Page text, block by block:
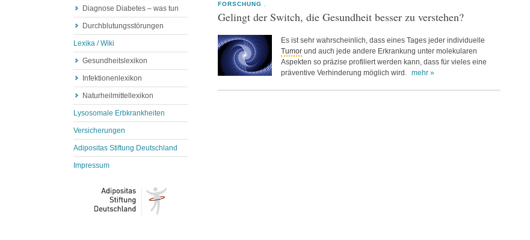
Diagnose Diabetes – was tun
Durchblutungsstörungen
Lexika / Wiki
Gesundheitslexikon
Infektionenlexikon
Naturheilmittellexikon
Lysosomale Erbkrankheiten
Versicherungen
Adipositas Stiftung Deutschland
Impressum
FORSCHUNG
Gelingt der Switch, die Gesundheit besser zu verstehen?
Es ist sehr wahrscheinlich, dass eines Tages jeder individuelle
Tumor und auch jede andere Erkrankung unter molekularen
Aspekten so präzise profiliert werden kann, dass für vieles eine
präventive Verhinderung möglich wird. mehr »